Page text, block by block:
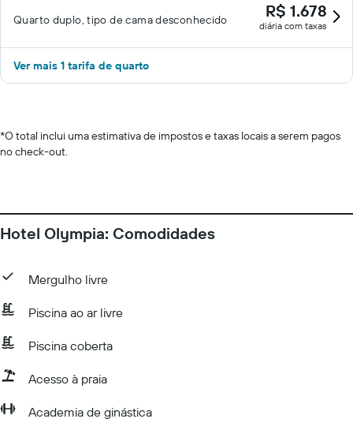
Quarto duplo, tipo de cama desconhecido R$ 1.678
diária com taxas
Ver mais 1 tarifa de quarto
*O total inclui uma estimativa de impostos e taxas locais a serem pagos
no check-out.
Hotel Olympia: Comodidades
Mergulho livre
Piscina ao ar livre
Piscina coberta
Acesso à praia
Academia de ginástica